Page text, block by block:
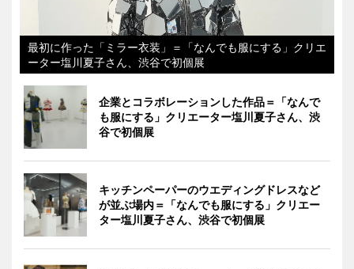
最初に作った「ミラー衣装」＝「なんでも服にする」クリエ
ーター塩川夏子さん、渋谷で初個展
企業とコラボレーションした作品＝「なんで
も服にする」クリエーター塩川夏子さん、渋
谷で初個展
キッチンペーパーのウエディングドレスなど
が並ぶ場内＝「なんでも服にする」クリエー
ター塩川夏子さん、渋谷で初個展